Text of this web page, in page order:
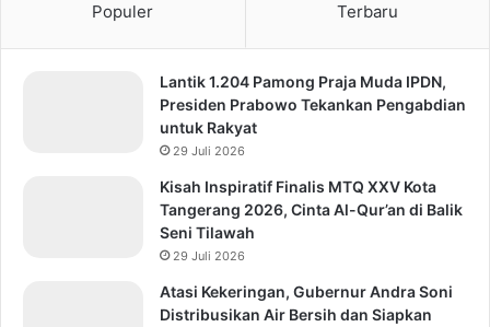
Populer Terbaru
Lantik 1.204 Pamong Praja Muda IPDN,
Presiden Prabowo Tekankan Pengabdian
untuk Rakyat
29 Juli 2026
Kisah Inspiratif Finalis MTQ XXV Kota
Tangerang 2026, Cinta Al-Qur’an di Balik
Seni Tilawah
29 Juli 2026
Atasi Kekeringan, Gubernur Andra Soni
Distribusikan Air Bersih dan Siapkan